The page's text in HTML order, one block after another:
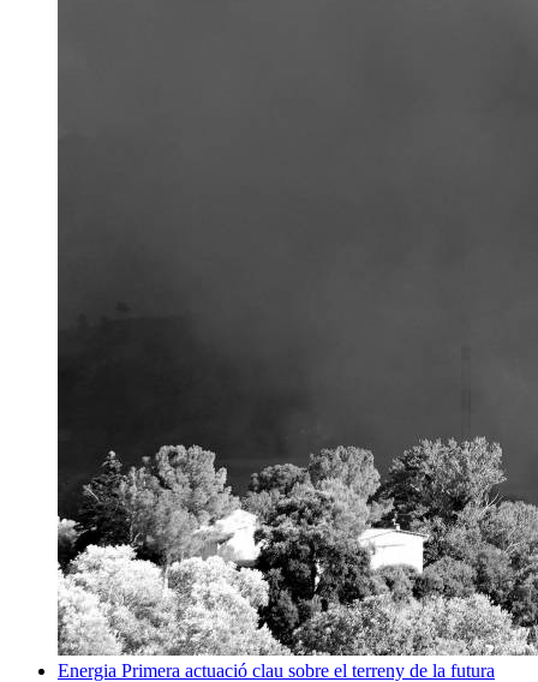
Energia Primera actuació clau sobre el terreny de la futura